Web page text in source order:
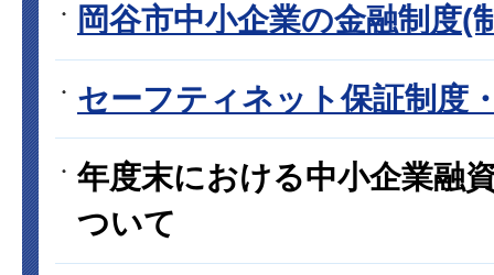
岡谷市中小企業の金融制度(
セーフティネット保証制度
年度末における中小企業融
ついて